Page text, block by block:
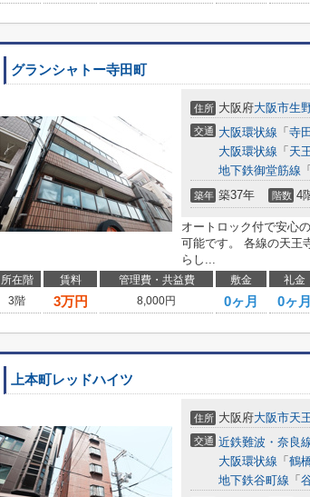
グランシャトー寺田町
住所 大阪府大阪市生
交通 大阪環状線 「 寺
大阪環状線 「 天
地下鉄御堂筋線 「
築年 築37年 階数 4
オートロック付で安心
可能です。 各線の天王
らし...
所在階 賃料 管理費・共益費 敷金 礼金
3階
3万円 8,000円 0ヶ月 0ヶ月
上本町レッドハイツ
住所 大阪府大阪市天
交通 近鉄難波・奈良
大阪環状線 「 鶴
地下鉄谷町線 「